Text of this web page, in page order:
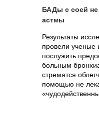
БАДы с соей
астмы
Результаты
провели
послужить
больным
стремятся
помощью не